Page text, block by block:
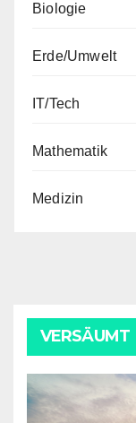
Biologie
Erde/Umwelt
IT/Tech
Mathematik
Medizin
VERSÄUMT